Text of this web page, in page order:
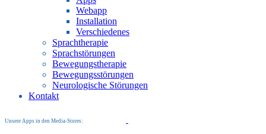
Webapp
Installation
Verschiedenes
Sprachtherapie
Sprachstörungen
Bewegungstherapie
Bewegungsstörungen
Neurologische Störungen
Kontakt
Unsere Apps in den Media-Stores: